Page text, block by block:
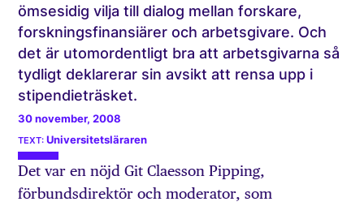
ömsesidig vilja till dialog mellan forskare,
forskningsfinansiärer och arbetsgivare. Och
det är utomordentligt bra att arbetsgivarna så
tydligt deklarerar sin avsikt att rensa upp i
stipendieträsket.
30 november, 2008
Universitetsläraren
Det var en nöjd Git Claesson Pipping,
förbundsdirektör och moderator, som